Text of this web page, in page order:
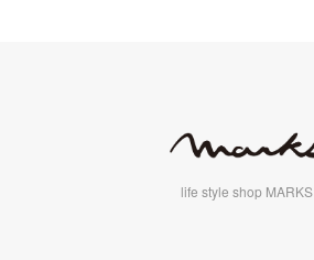
life style shop MARKS